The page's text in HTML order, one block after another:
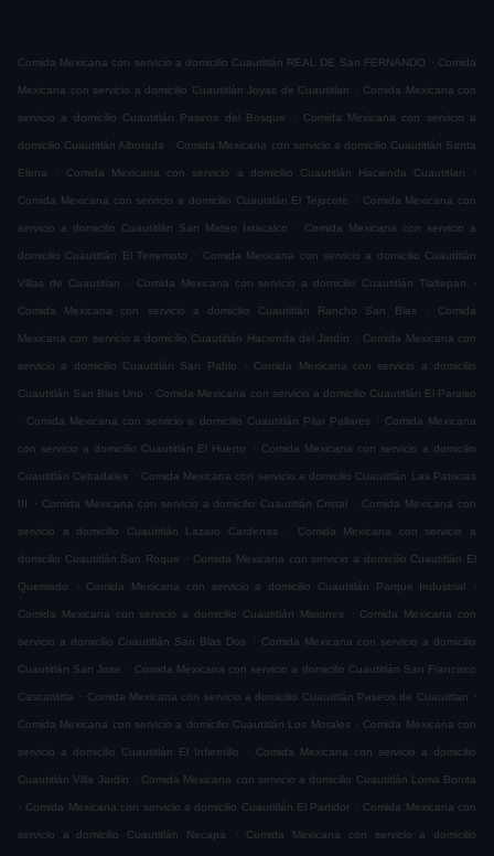
Comida Mexicana con servicio a domicilio Cuautitlán REAL DE San FERNANDO . Comida
Mexicana con servicio a domicilio Cuautitlán Joyas de Cuautitlan . Comida Mexicana con
servicio a domicilio Cuautitlán Paseos del Bosque . Comida Mexicana con servicio a
domicilio Cuautitlán Alborada . Comida Mexicana con servicio a domicilio Cuautitlán Santa
Elena . Comida Mexicana con servicio a domicilio Cuautitlán Hacienda Cuautitlan .
Comida Mexicana con servicio a domicilio Cuautitlán El Tejocote . Comida Mexicana con
servicio a domicilio Cuautitlán San Mateo Ixtacalco . Comida Mexicana con servicio a
domicilio Cuautitlán El Terremoto . Comida Mexicana con servicio a domicilio Cuautitlán
Villas de Cuautitlan . Comida Mexicana con servicio a domicilio Cuautitlán Tlaltepan .
Comida Mexicana con servicio a domicilio Cuautitlán Rancho San Blas . Comida
Mexicana con servicio a domicilio Cuautitlán Hacienda del Jardín . Comida Mexicana con
servicio a domicilio Cuautitlán San Pablo . Comida Mexicana con servicio a domicilio
Cuautitlán San Blas Uno . Comida Mexicana con servicio a domicilio Cuautitlán El Paraiso
. Comida Mexicana con servicio a domicilio Cuautitlán Pilar Pallares . Comida Mexicana
con servicio a domicilio Cuautitlán El Huerto . Comida Mexicana con servicio a domicilio
Cuautitlán Cebadales . Comida Mexicana con servicio a domicilio Cuautitlán Las Patricias
III . Comida Mexicana con servicio a domicilio Cuautitlán Cristal . Comida Mexicana con
servicio a domicilio Cuautitlán Lazaro Cardenas . Comida Mexicana con servicio a
domicilio Cuautitlán San Roque . Comida Mexicana con servicio a domicilio Cuautitlán El
Quemado . Comida Mexicana con servicio a domicilio Cuautitlán Parque Industrial .
Comida Mexicana con servicio a domicilio Cuautitlán Misiones . Comida Mexicana con
servicio a domicilio Cuautitlán San Blas Dos . Comida Mexicana con servicio a domicilio
Cuautitlán San Jose . Comida Mexicana con servicio a domicilio Cuautitlán San Francisco
Cascantitla . Comida Mexicana con servicio a domicilio Cuautitlán Paseos de Cuautitlan .
Comida Mexicana con servicio a domicilio Cuautitlán Los Morales . Comida Mexicana con
servicio a domicilio Cuautitlán El Infiernillo . Comida Mexicana con servicio a domicilio
Cuautitlán Villa Jardin . Comida Mexicana con servicio a domicilio Cuautitlán Loma Bonita
. Comida Mexicana con servicio a domicilio Cuautitlán El Partidor . Comida Mexicana con
servicio a domicilio Cuautitlán Necapa .
Comida Mexicana con servicio a domicilio